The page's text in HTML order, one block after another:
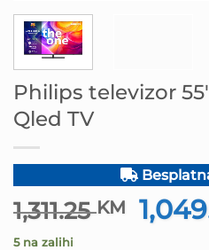
Philips televizor
Qled TV
1,311.25KM
cijena
5 na zalihi